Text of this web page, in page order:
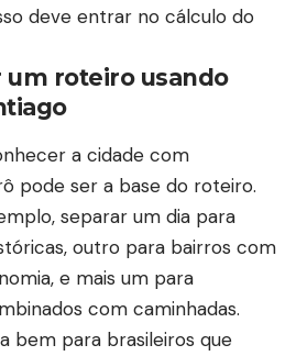
deve entrar no cálculo do
um roteiro usando
a cidade com
pode ser a base do roteiro.
separar um dia para
outro para bairros com
e mais um para
com caminhadas.
bem para brasileiros que